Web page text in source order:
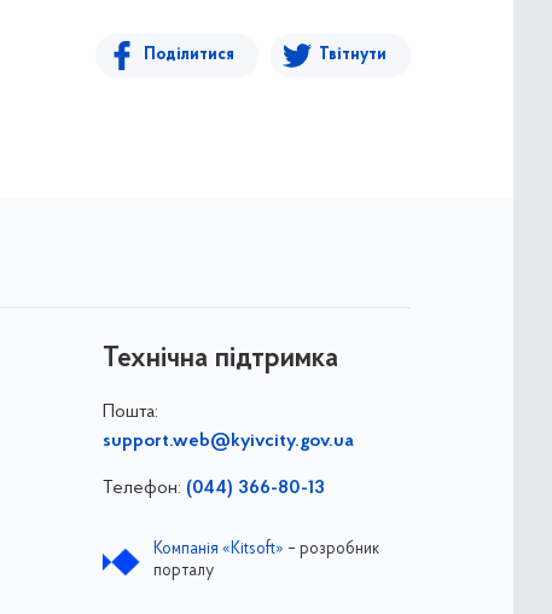
Поділитися Твітнути
Технічна підтримка
Пошта:
support.web@kyivcity.gov.ua
Телефон: (044) 366-80-13
Компанія «Kitsoft» – розробник
порталу